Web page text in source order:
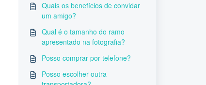
Quais os benefícios de convidar
um amigo?
Qual é o tamanho do ramo
apresentado na fotografia?
Posso comprar por telefone?
Posso escolher outra